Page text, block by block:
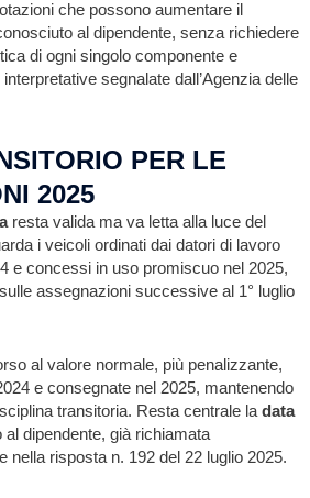
che possono aumentare il
al dipendente, senza richiedere
di ogni singolo componente e
segnalate dall’Agenzia delle
PER LE
2025
resta valida ma va letta alla luce del
i veicoli ordinati dai datori di lavoro
e concessi in uso promiscuo nel 2025,
assegnazioni successive al 1° luglio
al valore normale, più penalizzante,
e consegnate nel 2025, mantenendo
transitoria. Resta centrale ladata
dipendente, già richiamata
nella risposta n. 192 del 22 luglio 2025.